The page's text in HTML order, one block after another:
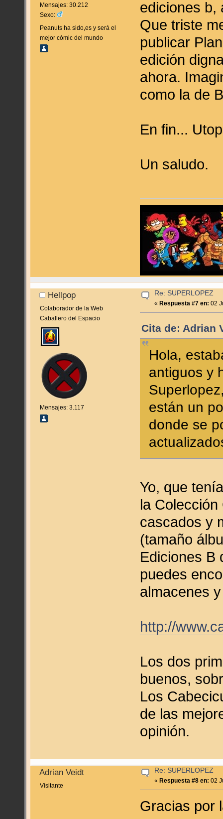
Mensajes: 30.212
Sexo:
Peanuts ha sido,es y será el
mejor cómic del mundo
ediciones b,
Que triste
publicar
edición
ahora.
como la de
En fin...
Un saludo.
Hellpop
Colaborador de la Web
Caballero del Espacio
Mensajes: 3.117
Re: SUPERLOPEZ
« Respuesta #7 en: 02
Cita de: Adrian
Hola,
antiguos y
están un
donde se
Yo, que
la
cascados y
(tamaño
Ediciones B
puedes
almacenes
http://
Los dos
buenos,
Los
de las
opinión.
Adrian Veidt
Visitante
Re: SUPERLOPEZ
« Respuesta #8 en: 02
Gracias